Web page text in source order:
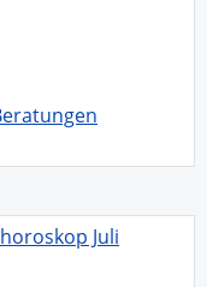
Juli